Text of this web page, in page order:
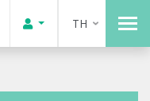
TH